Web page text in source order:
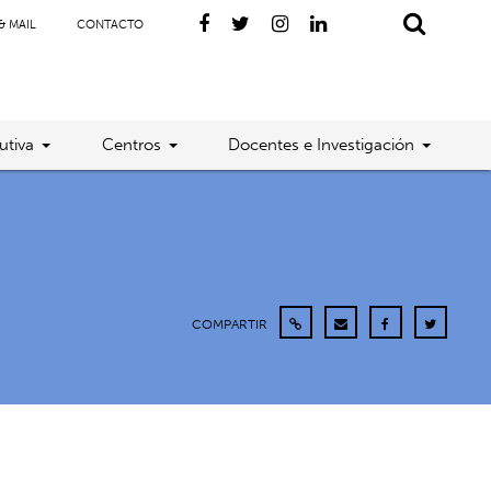
MAIL CONTACTO
Centros Docentes e Investigación
COMPARTIR